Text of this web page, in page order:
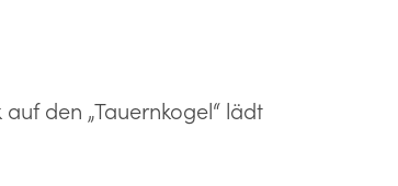
den „Tauernkogel“ lädt